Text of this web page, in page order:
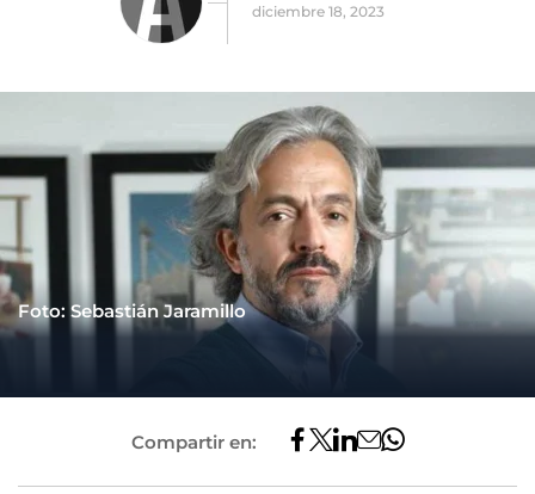
diciembre 18, 2023
Foto: Sebastián Jaramillo
Compartir en: